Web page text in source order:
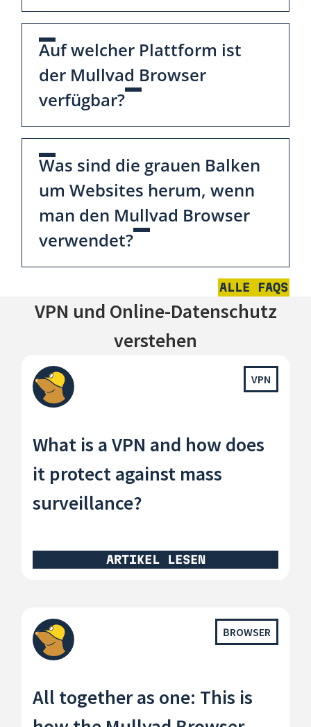
Auf welcher Plattform ist
der Mullvad Browser
verfügbar?
Was sind die grauen Balken
um Websites herum, wenn
man den Mullvad Browser
verwendet?
ALLE FAQS
VPN und Online-Datenschutz
verstehen
VPN
What is a VPN and how does
it protect against mass
surveillance?
ARTIKEL LESEN
BROWSER
All together as one: This is